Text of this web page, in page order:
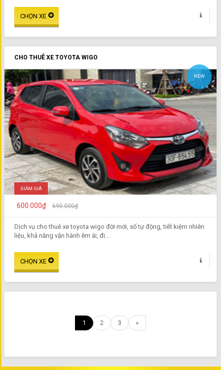
CHO THUÊ XE TOYOTA WIGO
NEW
GIẢM GIÁ
600.000₫ 690.000₫
Dịch vụ cho thuê xe toyota wigo đời mới, số tự động, tiết kiệm nhiên
liệu, khả năng vận hành êm ái, đi...
1 2 3 »